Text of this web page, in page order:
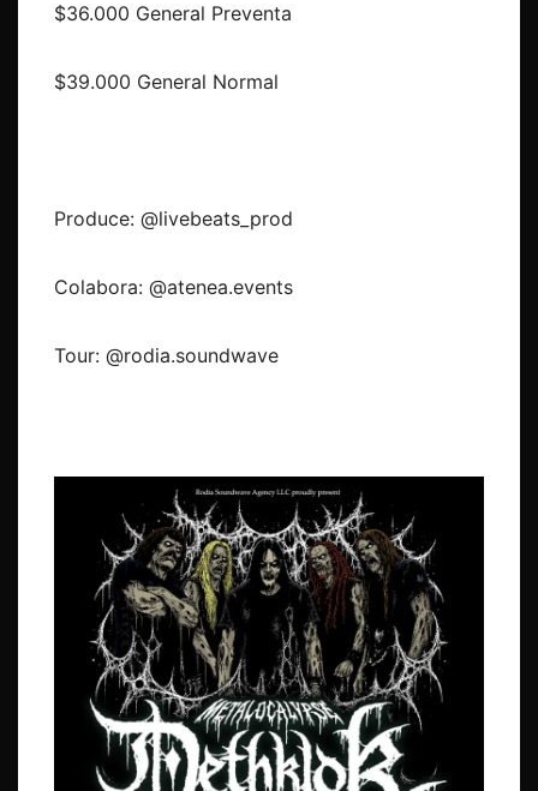
$36.000 General Preventa
$39.000 General Normal
Produce: @livebeats_prod
Colabora: @atenea.events
Tour: @rodia.soundwave